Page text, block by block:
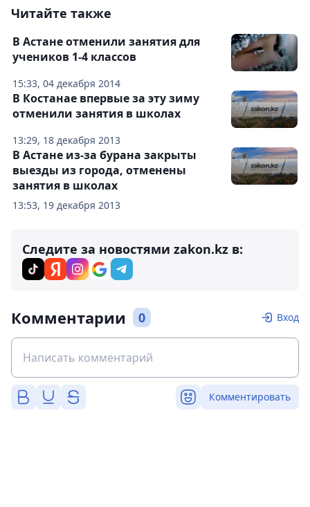
Читайте также
15:33, 04 декабря 2014
В Астане отменили занятия для
учеников 1-4 классов
13:29, 18 декабря 2013
В Костанае впервые за эту зиму
отменили занятия в школах
13:53, 19 декабря 2013
В Астане из-за бурана закрыты
выезды из города, отменены
занятия в школах
Следите за новостями zakon.kz в:
Комментарии 0 Вход
Комментировать